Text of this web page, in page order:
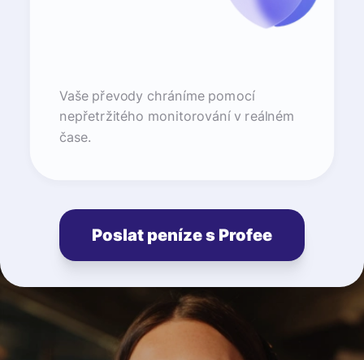
Vaše převody chráníme pomocí
nepřetržitého monitorování v reálném
čase.
Poslat peníze s Profee